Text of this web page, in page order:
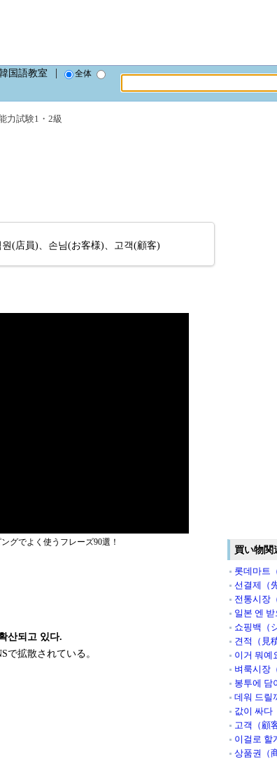
国語教室
全体
力試験1・2級
(店員)、손님(お客様)、고객(顧客)
グでよく使うフレーズ90選！
산되고 있다.
で拡散されている。
買い物関
롯데마트
선결제（
전통시장
일본 엔
쇼핑백（
견적（見
이거 뭐예
벼룩시장
봉투에 담
데워 드릴
값이 싸다
고객（顧
이걸로 할
상품권（